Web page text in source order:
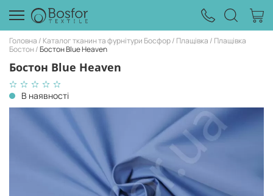
Головна Каталог тканин та фурнітури Босфор Плащівка
Плащівка
Бостон Бостон Blue Heaven
Бостон Blue Heaven
В наявності